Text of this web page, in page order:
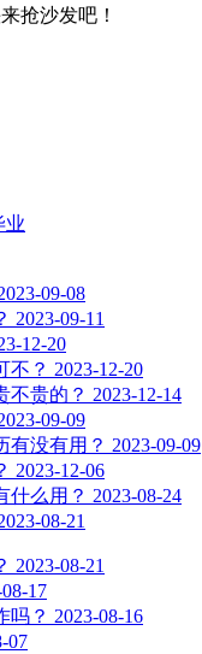
抢沙发吧！
业
09-08
2023-09-11
12-20
不？ 2023-12-20
不贵的？ 2023-12-14
09-09
有没有用？ 2023-09-09
2023-12-06
什么用？ 2023-08-24
08-21
2023-08-21
17
吗？ 2023-08-16
07